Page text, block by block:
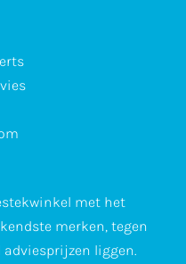
met het
merken, tegen
liggen.